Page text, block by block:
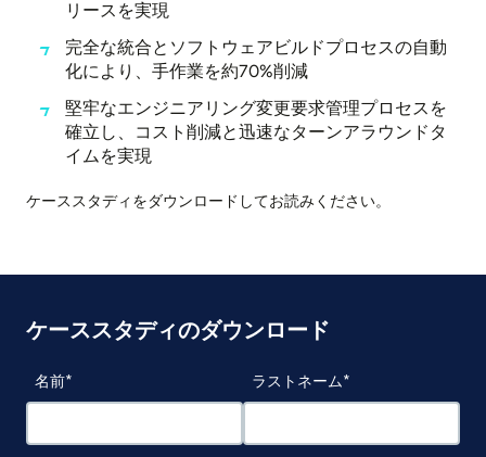
リースを実現
完全な統合とソフトウェアビルドプロセスの自動
化により、手作業を約70%削減
堅牢なエンジニアリング変更要求管理プロセスを
確立し、コスト削減と迅速なターンアラウンドタ
イムを実現
ケーススタディをダウンロードしてお読みください。
ケーススタディのダウンロード
名前 ラストネーム